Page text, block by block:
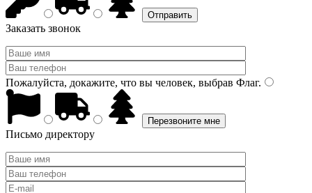
Заказать звонок
Пожалуйста, докажите, что вы человек, выбрав Флаг.
Письмо директору